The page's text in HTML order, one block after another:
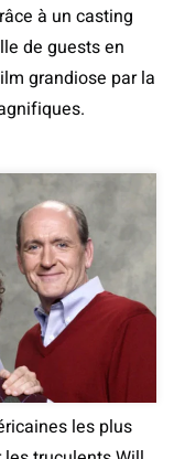
à un casting
de guests en
grandiose par la
les plus